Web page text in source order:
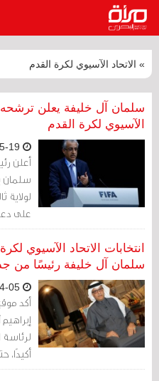
» الاتحاد الآسيوي لكرة القدم
سلمان آل خليفة يعلن ترشحه
الآسيوي لكرة القدم
أعلن
سلمان
لولاية
على
كرئيس
جديدة
في
سلمان آل خليفة رئيسًا من
أكد
لرئاسة
أكيدًا،
القدم.